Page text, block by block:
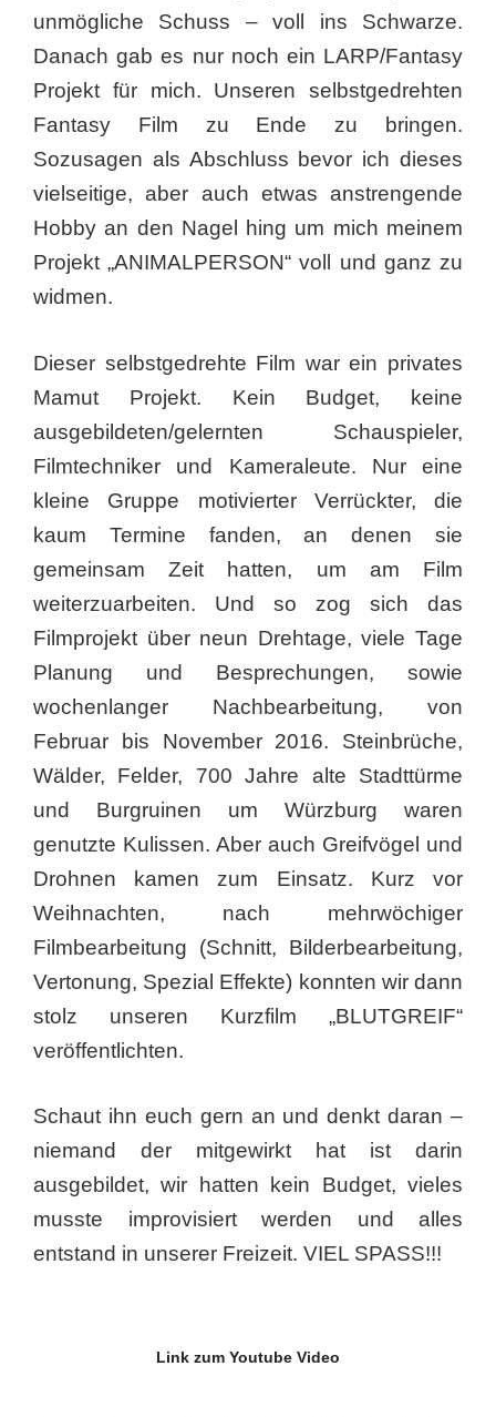
unmögliche Schuss – voll ins Schwarze.
Danach gab es nur noch ein LARP/Fantasy
Projekt für mich. Unseren selbstgedrehten
Fantasy Film zu Ende zu bringen.
Sozusagen als Abschluss bevor ich dieses
vielseitige, aber auch etwas anstrengende
Hobby an den Nagel hing um mich meinem
Projekt „ANIMALPERSON“ voll und ganz zu
widmen.
Dieser selbstgedrehte Film war ein privates
Mamut Projekt. Kein Budget, keine
ausgebildeten/gelernten Schauspieler,
Filmtechniker und Kameraleute. Nur eine
kleine Gruppe motivierter Verrückter, die
kaum Termine fanden, an denen sie
gemeinsam Zeit hatten, um am Film
weiterzuarbeiten. Und so zog sich das
Filmprojekt über neun Drehtage, viele Tage
Planung und Besprechungen, sowie
wochenlanger Nachbearbeitung, von
Februar bis November 2016. Steinbrüche,
Wälder, Felder, 700 Jahre alte Stadttürme
und Burgruinen um Würzburg waren
genutzte Kulissen. Aber auch Greifvögel und
Drohnen kamen zum Einsatz. Kurz vor
Weihnachten, nach mehrwöchiger
Filmbearbeitung (Schnitt, Bilderbearbeitung,
Vertonung, Spezial Effekte) konnten wir dann
stolz unseren Kurzfilm „BLUTGREIF“
veröffentlichten.
Schaut ihn euch gern an und denkt daran –
niemand der mitgewirkt hat ist darin
ausgebildet, wir hatten kein Budget, vieles
musste improvisiert werden und alles
entstand in unserer Freizeit. VIEL SPASS!!!
Link zum Youtube Video